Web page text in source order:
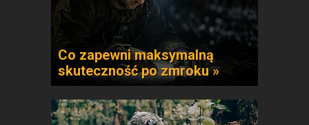
Co zapewni maksymalną
skuteczność po zmroku »